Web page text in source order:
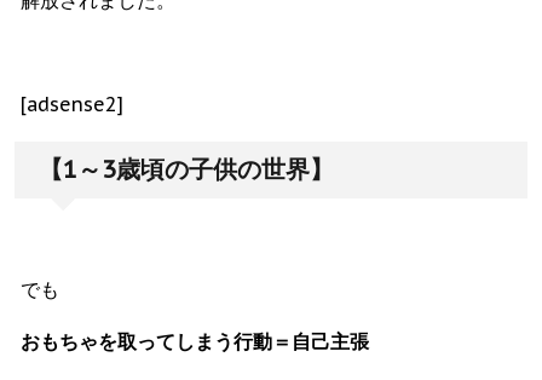
[adsense2]
【1～3歳頃の子供の世界】
でも
おもちゃを取ってしまう行動＝自己主張